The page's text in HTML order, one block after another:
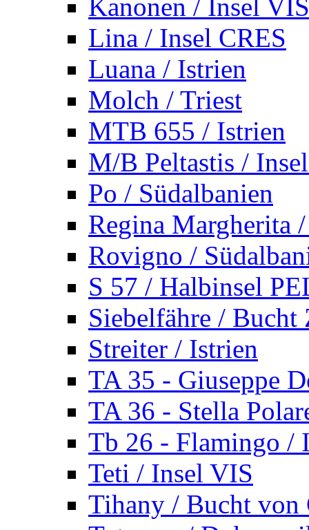
Kanonen / Insel VIS
Lina / Insel CRES
Luana / Istrien
Molch / Triest
MTB 655 / Istrien
M/B Peltastis /
Po / Südalbanien
Regina Margherita
Rovigno /
S 57 / Halbinsel
Siebelfähre / Bucht
Streiter / Istrien
TA 35 - Giuseppe
TA 36 - Stella
Tb 26 - Flamingo /
Teti / Insel VIS
Tihany / Bucht von